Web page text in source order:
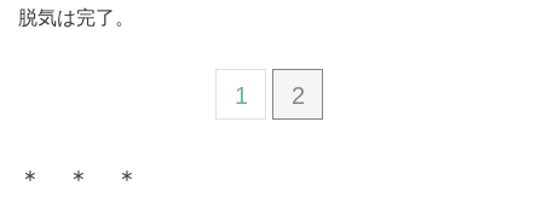
脱気は完了。
1 2
＊ ＊ ＊